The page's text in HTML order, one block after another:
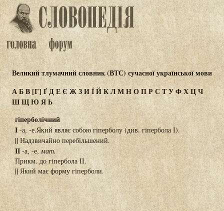
Великий тлумачний словник (ВТС) сучасної української мови
АБВ[Г] ҐДЕЄ ЖЗИЇЙКЛМНОПР СТУФХЦЧ
ШЩЮЯЬ
гіперболічний
I -а, -е.Який являє собою гіперболу (див. гіпербола I).
|| Надзвичайно перебільшений.
II-а, -е,мат.
Прикм. до гіпербола II.
|| Який має форму гіперболи.